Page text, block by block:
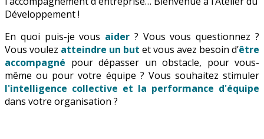
Développement !
En quoi puis-je vous aider ? Vous vous questionnez ?
Vous voulez atteindre un but et vous avez besoin d’être
accompagné pour dépasser un obstacle, pour vous-
même ou pour votre équipe ? Vous souhaitez stimuler
l'intelligence collective et la performance d'équipe
dans votre organisation ?